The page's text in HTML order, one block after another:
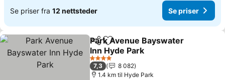
Se priser fra 12 nettsteder Se priser
Del Legg til i favoritter
Park Avenue Bayswater
Inn Hyde Park
Se priser
4 Stjerner
7,3
8 082
1.4 km til Hyde Park